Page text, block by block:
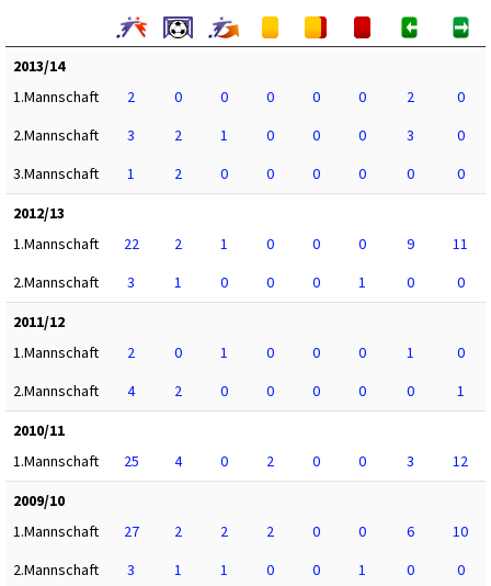
2013/14
1.Mannschaft
2 0 0 0 0 0 2
0
2.Mannschaft
3 2 1 0 0 0 3
0
3.Mannschaft
1 2 0 0 0 0 0
0
2012/13
1.Mannschaft
22 2 1 0 0 0 9
11
2.Mannschaft
3 1 0 0 0 1 0
0
2011/12
1.Mannschaft
2 0 1 0 0 0 1
0
2.Mannschaft
4 2 0 0 0 0 0
1
2010/11
1.Mannschaft
25 4 0 2 0 0 3
12
2009/10
1.Mannschaft
27 2 2 2 0 0 6
10
2.Mannschaft
3 1 1 0 0 1 0
0